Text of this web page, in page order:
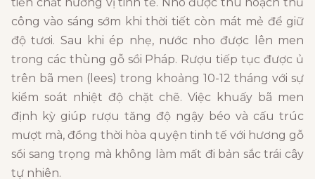
công vào sáng sớm khi thời tiết còn mát mẻ để giữ
độ tươi. Sau khi ép nhẹ, nước nho được lên men
trong các thùng gỗ sồi Pháp. Rượu tiếp tục được ủ
trên bã men (lees) trong khoảng 10-12 tháng với sự
kiểm soát nhiệt độ chặt chẽ. Việc khuấy bã men
định kỳ giúp rượu tăng độ ngậy béo và cấu trúc
mượt mà, đồng thời hòa quyện tinh tế với hương gỗ
sồi sang trọng mà không làm mất đi bản sắc trái cây
tự nhiên.